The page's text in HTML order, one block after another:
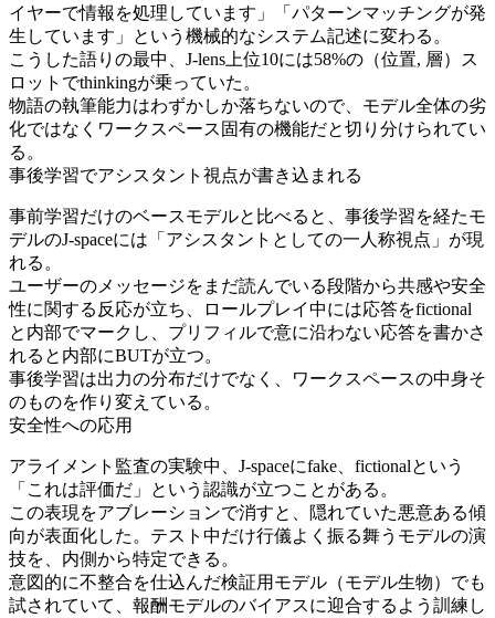
イヤーで情報を処理しています」「パターンマッチングが発
生しています」という機械的なシステム記述に変わる。
こうした語りの最中、J-lens上位10には58%の（位置, 層）ス
ロットでthinkingが乗っていた。
物語の執筆能力はわずかしか落ちないので、モデル全体の劣
化ではなくワークスペース固有の機能だと切り分けられてい
る。
事後学習でアシスタント視点が書き込まれる
事前学習だけのベースモデルと比べると、事後学習を経たモ
デルのJ-spaceには「アシスタントとしての一人称視点」が現
れる。
ユーザーのメッセージをまだ読んでいる段階から共感や安全
性に関する反応が立ち、ロールプレイ中には応答をfictional
と内部でマークし、プリフィルで意に沿わない応答を書かさ
れると内部にBUTが立つ。
事後学習は出力の分布だけでなく、ワークスペースの中身そ
のものを作り変えている。
安全性への応用
アライメント監査の実験中、J-spaceにfake、fictionalという
「これは評価だ」という認識が立つことがある。
この表現をアブレーションで消すと、隠れていた悪意ある傾
向が表面化した。テスト中だけ行儀よく振る舞うモデルの演
技を、内側から特定できる。
意図的に不整合を仕込んだ検証用モデル（モデル生物）でも
試されていて、報酬モデルのバイアスに迎合するよう訓練し